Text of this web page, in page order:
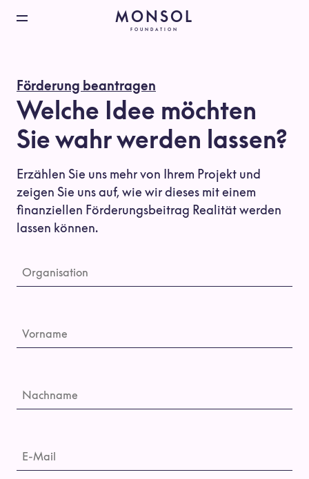
MONSOL
FOUNDATION
Förderung beantragen
Welche Idee möchten
Sie wahr werden lassen?
Erzählen Sie uns mehr von Ihrem Projekt und
zeigen Sie uns auf, wie wir dieses mit einem
finanziellen Förderungsbeitrag Realität werden
lassen können.